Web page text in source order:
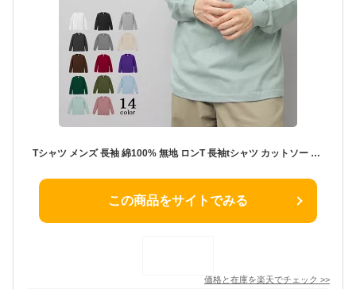
Tシャツ メンズ 長袖 綿100% 無地 ロンT 長袖tシャツ カットソー 黒 白 ブラック ホワイト 部屋着 カジュアル 重ね着 インナー シンプル まとめ買い
この商品をサイトでみる
価格と在庫を楽天でチェック >>